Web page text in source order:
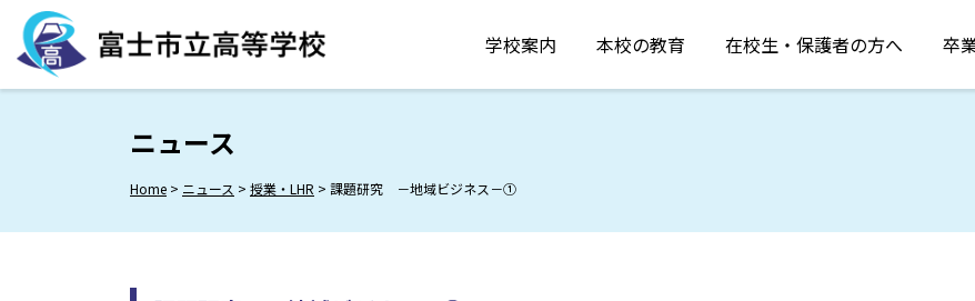
Skip
content
学校案内 本校の教育 在校生・保護者の方へ 卒
ニュース
Home > ニュース > 授業・LHR > 課題研究 －地域ビジネス－①